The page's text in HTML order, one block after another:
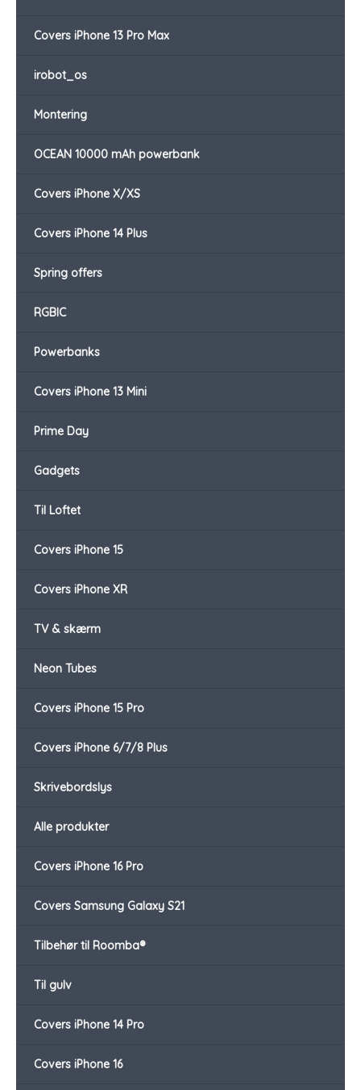
Covers iPhone 13 Pro Max
irobot_os
Montering
OCEAN 10000 mAh powerbank
Covers iPhone X/XS
Covers iPhone 14 Plus
Spring offers
RGBIC
Powerbanks
Covers iPhone 13 Mini
Prime Day
Gadgets
Til Loftet
Covers iPhone 15
Covers iPhone XR
TV & skærm
Neon Tubes
Covers iPhone 15 Pro
Covers iPhone 6/7/8 Plus
Skrivebordslys
Alle produkter
Covers iPhone 16 Pro
Covers Samsung Galaxy S21
Tilbehør til Roomba®
Til gulv
Covers iPhone 14 Pro
Covers iPhone 16